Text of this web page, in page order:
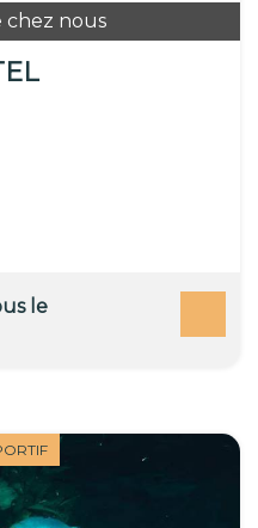
chez nous
le